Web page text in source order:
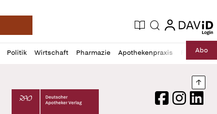
Deutsche Apotheker Zeitung
Aktuelle Ausgabe
Suche login
login
Politik Wirtschaft Pharmazie Apothekenpraxis RechtAbo
Profil
öffnen
Daz
Pur
Deutscher Apotheker Verlag Logo
FacebookInstagram